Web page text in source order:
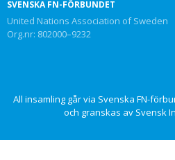
SVENSKA FN-FÖRBUNDET
United Nations Association of Sweden
Org.nr: 802000–9232
All insamling går via Svenska FN-
och granskas av Svensk